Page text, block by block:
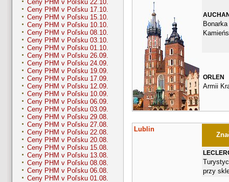
Ceny PHM v Poľsku 22.10.
Ceny PHM v Poľsku 17.10.
Ceny PHM v Poľsku 15.10.
Ceny PHM v Poľsku 10.10.
Ceny PHM v Poľsku 08.10.
Ceny PHM v Poľsku 03.10.
Ceny PHM v Poľsku 01.10.
Ceny PHM v Poľsku 26.09.
Ceny PHM v Poľsku 24.09.
Ceny PHM v Poľsku 19.09.
Ceny PHM v Poľsku 17.09.
Ceny PHM v Poľsku 12.09.
Ceny PHM v Poľsku 10.09.
Ceny PHM v Poľsku 06.09.
Ceny PHM v Poľsku 03.09.
Ceny PHM v Poľsku 29.08.
Ceny PHM v Poľsku 27.08.
Ceny PHM v Poľsku 22.08.
Ceny PHM v Poľsku 20.08.
Ceny PHM v Poľsku 15.08.
Ceny PHM v Poľsku 13.08.
Ceny PHM v Poľsku 08.08.
Ceny PHM v Poľsku 06.08.
Ceny PHM v Poľsku 01.08.
Bonarka
ORLEN
Armii
Lublin
przy